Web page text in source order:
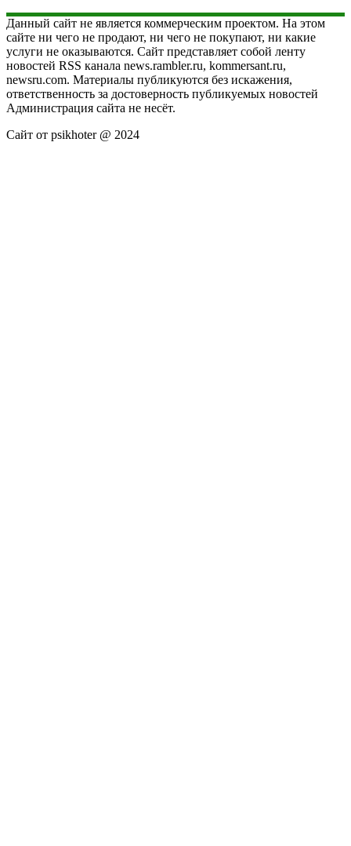
Данный сайт не является коммерческим проектом. На этом
сайте ни чего не продают, ни чего не покупают, ни какие
услуги не оказываются. Сайт представляет собой ленту
новостей RSS канала news.rambler.ru, kommersant.ru,
newsru.com. Материалы публикуются без искажения,
ответственность за достоверность публикуемых новостей
Администрация сайта не несёт.
Сайт от psikhoter @ 2024